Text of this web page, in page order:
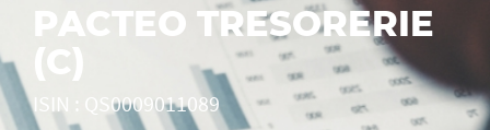
PACTEO TRESORERIE
(C)
ISIN : QS0009011089